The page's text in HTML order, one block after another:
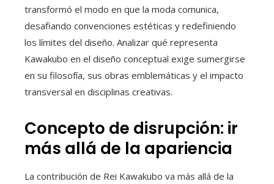
transformó el modo en que la moda comunica,
desafiando convenciones estéticas y redefiniendo
los límites del diseño. Analizar qué representa
Kawakubo en el diseño conceptual exige sumergirse
en su filosofía, sus obras emblemáticas y el impacto
transversal en disciplinas creativas.
Concepto de disrupción: ir
más allá de la apariencia
La contribución de Rei Kawakubo va más allá de la